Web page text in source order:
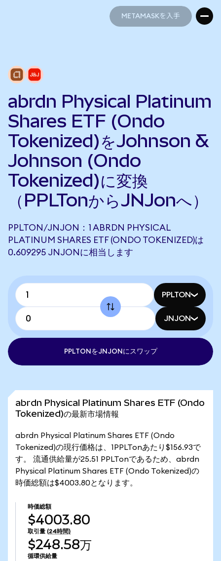
METAMASKを入手
abrdn Physical Platinum
Shares ETF (Ondo
Tokenized)をJohnson &
Johnson (Ondo
Tokenized)に変換
（PPLTonからJNJonへ）
PPLTON/JNJON：1 ABRDN PHYSICAL
PLATINUM SHARES ETF (ONDO TOKENIZED)は
0.609295 JNJONに相当します
PPLTON
JNJON
PPLTONをJNJONにスワップ
abrdn Physical Platinum Shares ETF (Ondo
Tokenized)の最新市場情報
abrdn Physical Platinum Shares ETF (Ondo
Tokenized)の現行価格は、1PPLTonあたり$156.93で
す。 流通供給量が25.51 PPLTonであるため、abrdn
Physical Platinum Shares ETF (Ondo Tokenized)の
時価総額は$4003.80となります。
時価総額
$4003.80
取引量 (24時間)
$248.58万
循環供給量